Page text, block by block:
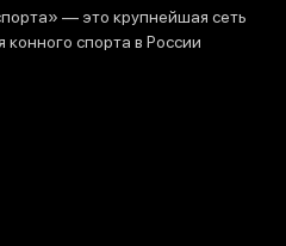
— это крупнейшая сеть
конного спорта в России